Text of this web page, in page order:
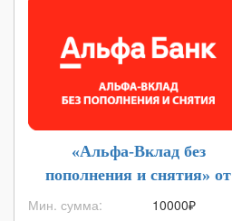
«Альфа-Вклад без
пополнения и снятия» от
Альфа-Банка
Мин. сумма:
10000₽